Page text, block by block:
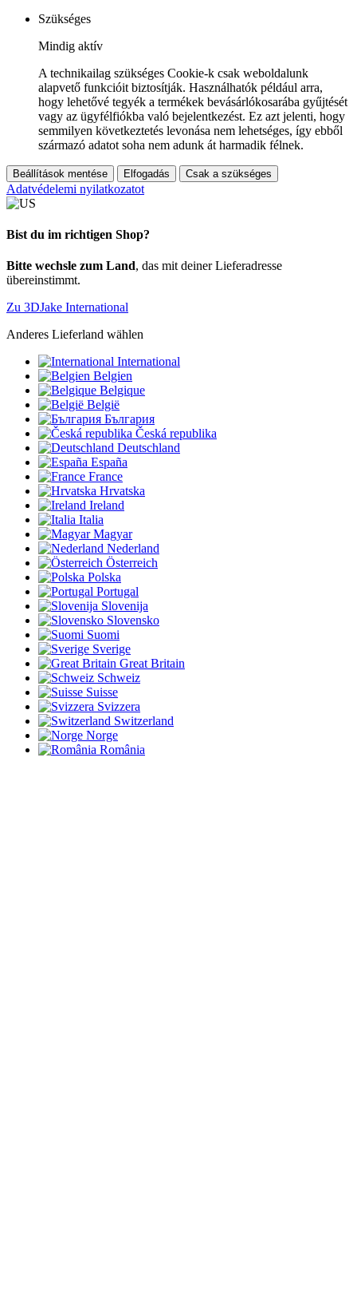
Szükséges
Mindig aktív
A technikailag szükséges Cookie-k csak weboldalunk
alapvető funkcióit biztosítják. Használhatók például arra,
hogy lehetővé tegyék a termékek bevásárlókosarába gyűjtését
vagy az ügyfélfiókba való bejelentkezést. Ez azt jelenti, hogy
semmilyen következtetés levonása nem lehetséges, így ebből
származó adatot soha nem adunk át harmadik félnek.
Beállítások mentése Elfogadás Csak a szükséges
Adatvédelemi nyilatkozatot
Bist du im richtigen Shop?
Bitte wechsle zum Land, das mit deiner Lieferadresse
übereinstimmt.
Zu 3DJake International
Anderes Lieferland wählen
International
Belgien
Belgique
België
България
Česká republika
Deutschland
España
France
Hrvatska
Ireland
Italia
Magyar
Nederland
Österreich
Polska
Portugal
Slovenija
Slovensko
Suomi
Sverige
Great Britain
Schweiz
Suisse
Svizzera
Switzerland
Norge
România